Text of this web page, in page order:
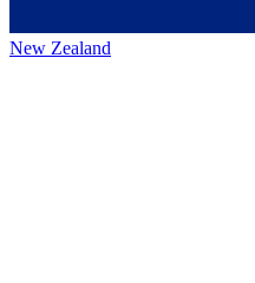
New Zealand